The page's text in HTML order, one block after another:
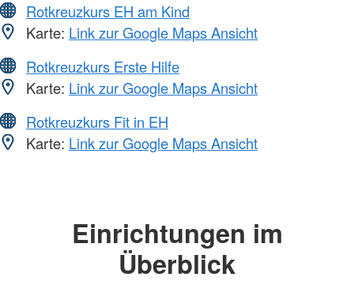
Rotkreuzkurs EH am Kind
Karte: Link zur Google Maps Ansicht
Rotkreuzkurs Erste Hilfe
Karte: Link zur Google Maps Ansicht
Rotkreuzkurs Fit in EH
Karte: Link zur Google Maps Ansicht
Einrichtungen im
Überblick